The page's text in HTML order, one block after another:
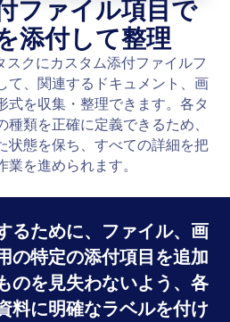
ファイル項目で
添付して整理
クにカスタム添付ファイルフ
て、関連するドキュメント、画
式を収集・整理できます。各タ
類を正確に定義できるため、
状態を保ち、すべての詳細を把
業を進められます。
るために、ファイル、画
の特定の添付項目を追加
のを見失わないよう、各
料に明確なラベルを付け